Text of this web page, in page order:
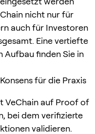
nicht nur für
auch für Investoren
Eine vertiefte
Aufbau finden Sie in
für die Praxis
VeChain auf Proof of
bei dem verifizierte
validieren.